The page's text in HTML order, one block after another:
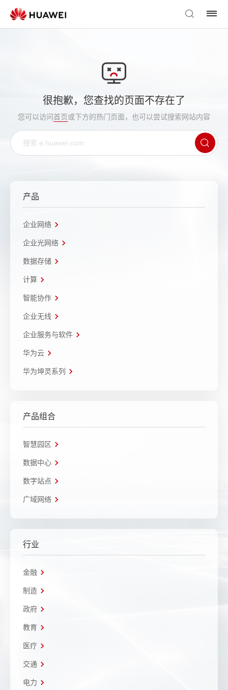
很抱歉，您查找的页面不存在了
您可以访问首页或下方的热门页面，也可以尝试搜索网站内容
产品
企业网络
企业光网络
数据存储
计算
智能协作
企业无线
企业服务与软件
华为云
华为坤灵系列
产品组合
智慧园区
数据中心
数字站点
广域网络
行业
金融
制造
政府
教育
医疗
交通
电力